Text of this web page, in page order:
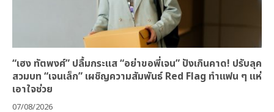
“เฮง ทัตพงศ์” ปลื้มกระแส “อย่าขอพี่เจน” ปังเกินคาด! ปรับลุค
สวมบท “เจนเล็ก” เผชิญความสัมพันธ์ Red Flag ทำแฟน ๆ แห่
เอาใจช่วย
07/08/2026